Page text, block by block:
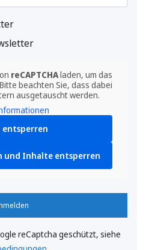
reCAPTCHAladen, um das
beachten Sie, dass dabei
ausgetauscht werden.
und Inhalte entsperren
reCaptcha geschützt, siehe